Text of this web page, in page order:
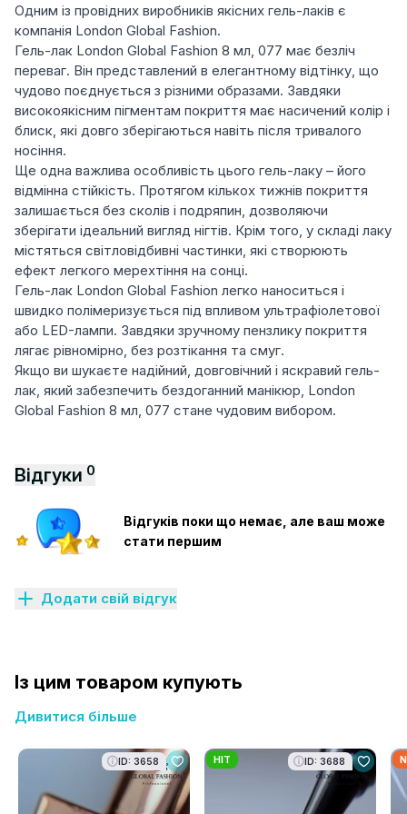
Одним із провідних виробників якісних гель-лаків є
компанія London Global Fashion.
Гель-лак London Global Fashion 8 мл, 077 має безліч
переваг. Він представлений в елегантному відтінку, що
чудово поєднується з різними образами. Завдяки
високоякісним пігментам покриття має насичений колір і
блиск, які довго зберігаються навіть після тривалого
носіння.
Ще одна важлива особливість цього гель-лаку – його
відмінна стійкість. Протягом кількох тижнів покриття
залишається без сколів і подряпин, дозволяючи
зберігати ідеальний вигляд нігтів. Крім того, у складі лаку
містяться світловідбивні частинки, які створюють
ефект легкого мерехтіння на сонці.
Гель-лак London Global Fashion легко наноситься і
швидко полімеризується під впливом ультрафіолетової
або LED-лампи. Завдяки зручному пензлику покриття
лягає рівномірно, без розтікання та смуг.
Якщо ви шукаєте надійний, довговічний і яскравий гель-
лак, який забезпечить бездоганний манікюр, London
Global Fashion 8 мл, 077 стане чудовим вибором.
Відгуки 0
Відгуків поки що немає, але ваш може
стати першим
Додати свій відгук
Із цим товаром купують
Дивитися більше
ID: 3658 HIT ID: 3688